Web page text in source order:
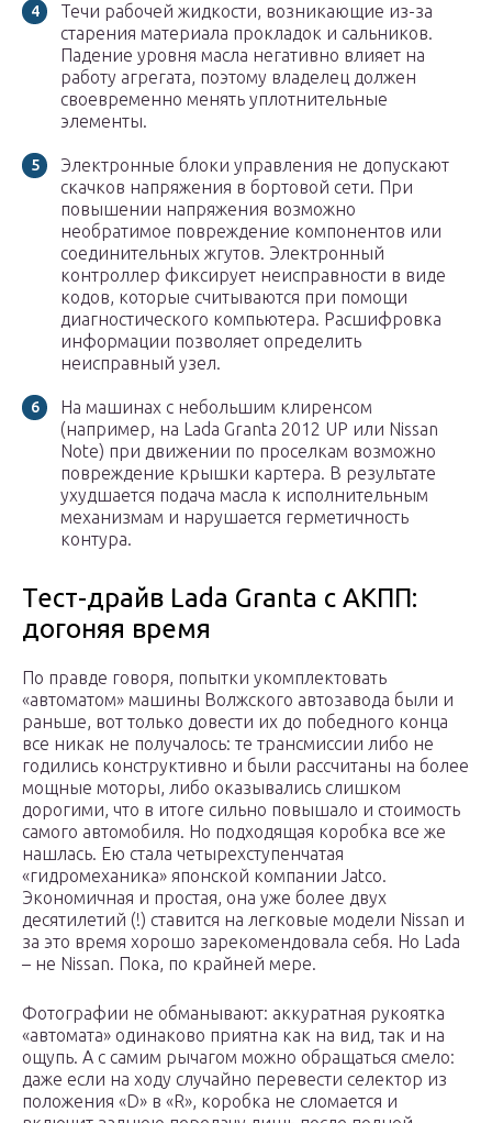
Течи рабочей жидкости, возникающие из-за
старения материала прокладок и сальников.
Падение уровня масла негативно влияет на
работу агрегата, поэтому владелец должен
своевременно менять уплотнительные
элементы.
Электронные блоки управления не допускают
скачков напряжения в бортовой сети. При
повышении напряжения возможно
необратимое повреждение компонентов или
соединительных жгутов. Электронный
контроллер фиксирует неисправности в виде
кодов, которые считываются при помощи
диагностического компьютера. Расшифровка
информации позволяет определить
неисправный узел.
На машинах с небольшим клиренсом
(например, на Lada Granta 2012 UP или Nissan
Note) при движении по проселкам возможно
повреждение крышки картера. В результате
ухудшается подача масла к исполнительным
механизмам и нарушается герметичность
контура.
Тест-драйв Lada Granta с АКПП:
догоняя время
По правде говоря, попытки укомплектовать
«автоматом» машины Волжского автозавода были и
раньше, вот только довести их до победного конца
все никак не получалось: те трансмиссии либо не
годились конструктивно и были рассчитаны на более
мощные моторы, либо оказывались слишком
дорогими, что в итоге сильно повышало и стоимость
самого автомобиля. Но подходящая коробка все же
нашлась. Ею стала четырехступенчатая
«гидромеханика» японской компании Jatco.
Экономичная и простая, она уже более двух
десятилетий (!) ставится на легковые модели Nissan и
за это время хорошо зарекомендовала себя. Но Lada
– не Nissan. Пока, по крайней мере.
Фотографии не обманывают: аккуратная рукоятка
«автомата» одинаково приятна как на вид, так и на
ощупь. А с самим рычагом можно обращаться смело:
даже если на ходу случайно перевести селектор из
положения «D» в «R», коробка не сломается и